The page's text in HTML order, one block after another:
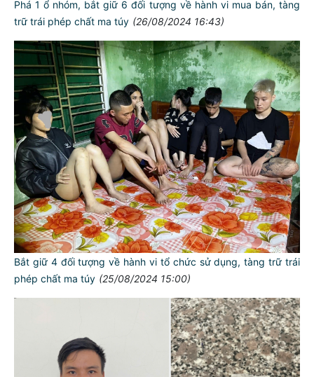
Phá 1 ổ nhóm, bắt giữ 6 đối tượng về hành vi mua bán, tàng
trữ trái phép chất ma túy (26/08/2024 16:43)
Bắt giữ 4 đối tượng về hành vi tổ chức sử dụng, tàng trữ trái
phép chất ma túy (25/08/2024 15:00)